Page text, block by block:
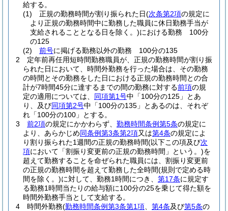
給する。
(1)
正規の勤務時間が割り振られた日(次条第2項の規定に
より正規の勤務時間中に勤務した職員に休日勤務手当が
支給されることとなる日を除く。)における勤務 100分
の125
(2)
前号に掲げる勤務以外の勤務 100分の135
2
定年前再任用短時間勤務職員が、正規の勤務時間が割り振
られた日において、時間外勤務を行った場合は、その勤務
の時間とその勤務をした日における正規の勤務時間との合
計が7時間45分に達するまでの間の勤務に対する前項の規
定の適用については、 同項第1号中「100分の125」とあ
り、及び同項第2号中「100分の135」とあるのは、それぞ
れ「100分の100」とする。
3
前2項の規定にかかわらず、 勤務時間条例第5条の規定に
より、あらかじめ同条例第3条第2項又は第4条の規定によ
り割り振られた1週間の正規の勤務時間(以下この項及び次
項において「割振り変更前の正規の勤務時間」という。)を
超えて勤務することを命ぜられた職員には、割振り変更前
の正規の勤務時間を超えて勤務した全時間(規則で定める時
間を除く。)に対して、勤務1時間につき、 第17条に規定す
る勤務1時間当たりの給与額に100分の25を乗じて得た額を
時間外勤務手当として支給する。
4
時間外勤務(勤務時間条例第3条第1項 第4条及び第5条の